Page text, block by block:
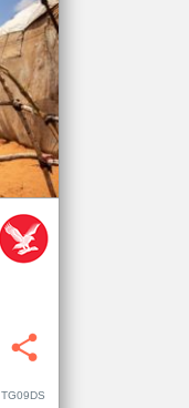
TG09DS